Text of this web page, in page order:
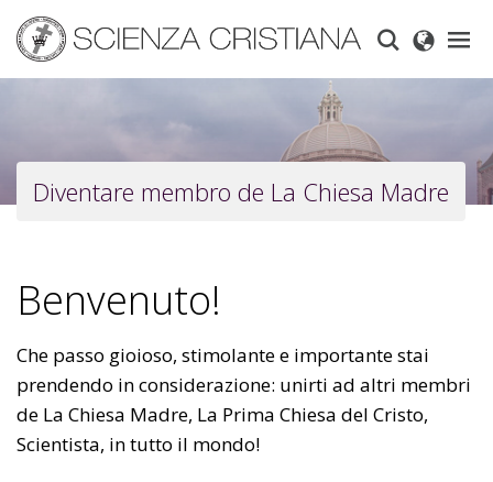
main
content
Diventare membro de La Chiesa Madre
Benvenuto!
Che passo gioioso, stimolante e importante stai
prendendo in considerazione: unirti ad altri membri
de La Chiesa Madre, La Prima Chiesa del Cristo,
Scientista, in tutto il mondo!